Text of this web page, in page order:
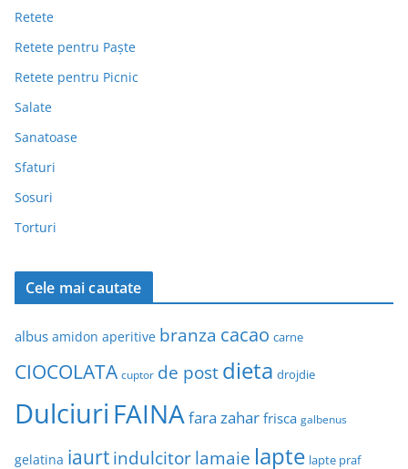
Retete
Retete pentru Paște
Retete pentru Picnic
Salate
Sanatoase
Sfaturi
Sosuri
Torturi
Cele mai cautate
albus amidon aperitive branza cacao carne
CIOCOLATA cuptor de postdieta drojdie
Dulciuri FAINAfara zahar frisca galbenus
gelatina iaurtindulcitorlamaie lapte lapte praf